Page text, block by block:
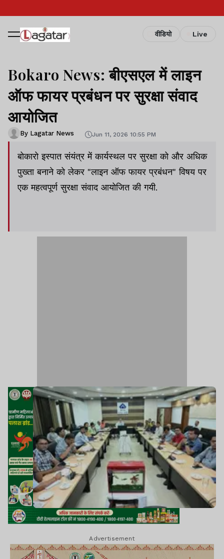
वीडियो Live
Bokaro News: बीएसएल में लाइन
ऑफ फायर प्रबंधन पर सुरक्षा संवाद
आयोजित
By Lagatar News Jun 11, 2026 10:55 PM
बोकारो इस्पात संयंत्र में कार्यस्थल पर सुरक्षा को और अधिक
पुख्ता बनाने को लेकर "लाइन ऑफ फायर प्रबंधन" विषय पर
एक महत्वपूर्ण सुरक्षा संवाद आयोजित की गयी.
Advertisement